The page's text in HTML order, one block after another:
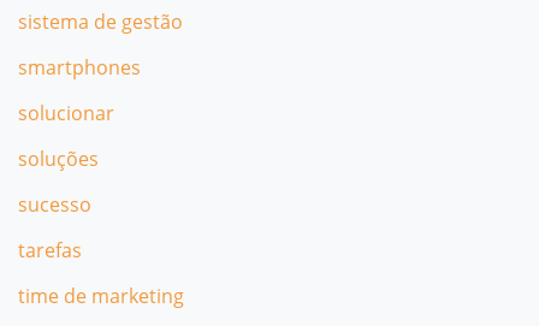
sistema de gestão
smartphones
solucionar
soluções
sucesso
tarefas
time de marketing